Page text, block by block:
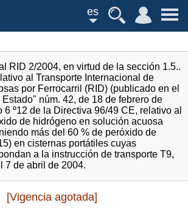
es
RID 2/2004, en virtud de la sección 1.5..
al Transporte Internacional de
por Ferrocarril (RID) (publicado en el
núm. 42, de 18 de febrero de
6 º12 de la Directiva 96/49 CE, relativo al
de hidrógeno en solución acuosa
más del 60 % de peróxido de
en cisternas portátiles cuyas
a la instrucción de transporte T9,
7 de abril de 2004.
[Vigencia agotada]